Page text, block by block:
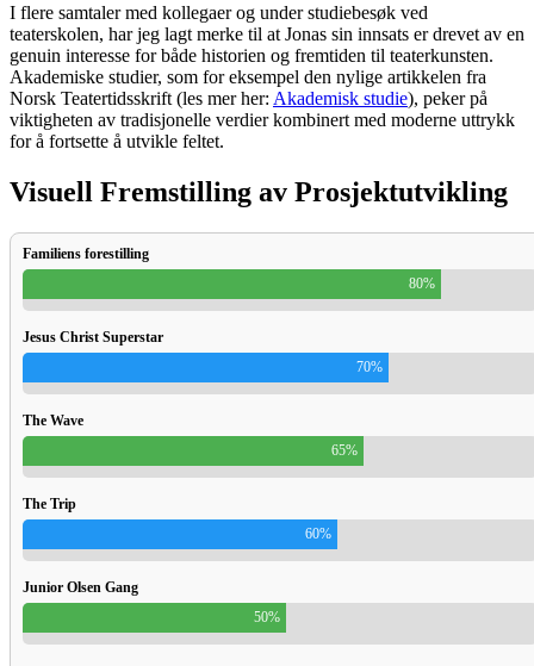
I flere samtaler med kollegaer og under studiebesøk ved
teaterskolen, har jeg lagt merke til at Jonas sin innsats er drevet av en
genuin interesse for både historien og fremtiden til teaterkunsten.
Akademiske studier, som for eksempel den nylige artikkelen fra
Norsk Teatertidsskrift (les mer her: Akademisk studie), peker på
viktigheten av tradisjonelle verdier kombinert med moderne uttrykk
for å fortsette å utvikle feltet.
Visuell Fremstilling av Prosjektutvikling
Familiens forestilling
80%
Jesus Christ Superstar
70%
The Wave
65%
The Trip
60%
Junior Olsen Gang
50%